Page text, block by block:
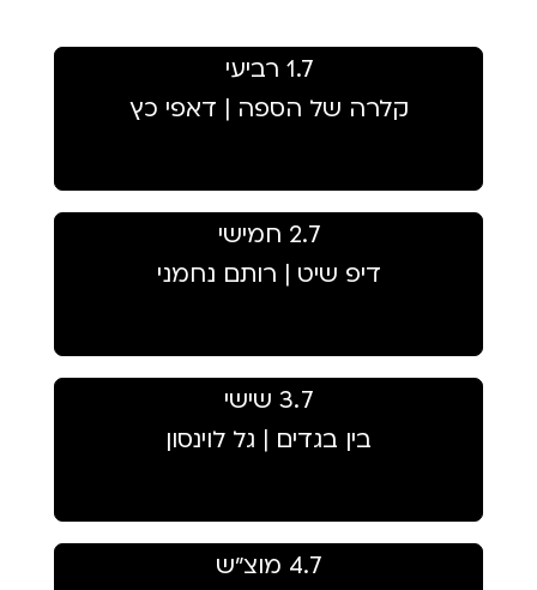
1.7 רביעי
קלרה של הספה | דאפי כץ
2.7 חמישי
דיפ שיט | רותם נחמני
3.7 שישי
בין בגדים | גל לוינסון
4.7 מוצ״ש